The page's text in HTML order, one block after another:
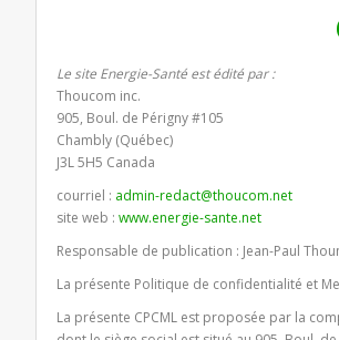
Le site Energie-Santé est édité par :
Thoucom inc.
905, Boul. de Périgny #105
Chambly (Québec)
J3L 5H5 Canada
courriel : admin-redact@thoucom.net
site web : www.energie-sante.net
Responsable de publication : Jean-Paul
La présente Politique de confidentialité et
La présente CPCML est proposée par la